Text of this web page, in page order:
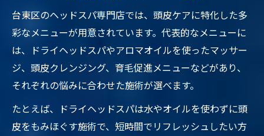
台東区のヘッドスパ専門店では、頭皮ケアに特化した多
彩なメニューが用意されています。代表的なメニューに
は、ドライヘッドスパやアロマオイルを使ったマッサー
ジ、頭皮クレンジング、育毛促進メニューなどがあり、
それぞれの悩みに合わせた施術が選べます。
たとえば、ドライヘッドスパは水やオイルを使わずに頭
皮をもみほぐす施術で、短時間でリフレッシュしたい方